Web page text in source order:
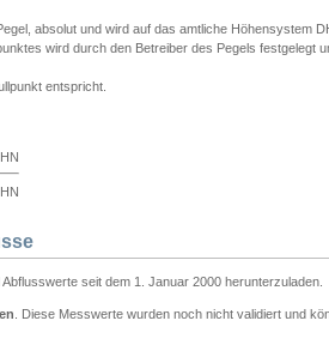
absolut und wird auf das amtliche Höhensystem
wird durch den Betreiber des Pegels festgelegt
entspricht.
seit dem 1. Januar 2000 herunterzuladen.
. Diese Messwerte wurden noch nicht validiert und